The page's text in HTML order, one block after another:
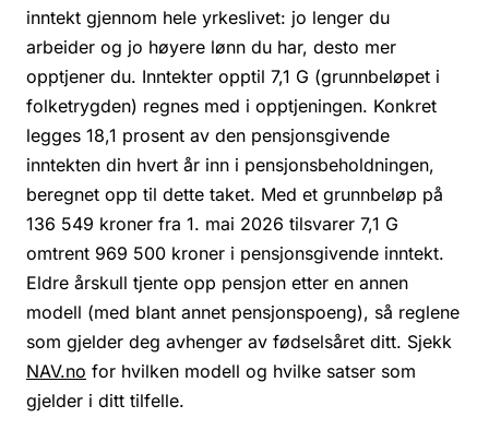
inntekt gjennom hele yrkeslivet: jo lenger du
arbeider og jo høyere lønn du har, desto mer
opptjener du. Inntekter opptil 7,1 G (grunnbeløpet i
folketrygden) regnes med i opptjeningen. Konkret
legges 18,1 prosent av den pensjonsgivende
inntekten din hvert år inn i pensjonsbeholdningen,
beregnet opp til dette taket. Med et grunnbeløp på
136 549 kroner fra 1. mai 2026 tilsvarer 7,1 G
omtrent 969 500 kroner i pensjonsgivende inntekt.
Eldre årskull tjente opp pensjon etter en annen
modell (med blant annet pensjonspoeng), så reglene
som gjelder deg avhenger av fødselsåret ditt. Sjekk
NAV.no for hvilken modell og hvilke satser som
gjelder i ditt tilfelle.